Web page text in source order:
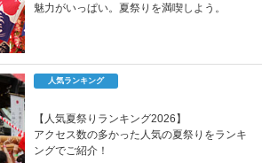
魅力がいっぱい。夏祭りを満喫しよう。
人気ランキング
【人気夏祭りランキング2026】
アクセス数の多かった人気の夏祭りをランキ
ングでご紹介！